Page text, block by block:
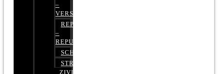
–
VERSICHERUNGSRECHT
REPUTATIONSRECHT
–
REPUTATIONSMANAGEMENT
SCHUFARECHT
STRAFRECHT
ZIVILRECHT